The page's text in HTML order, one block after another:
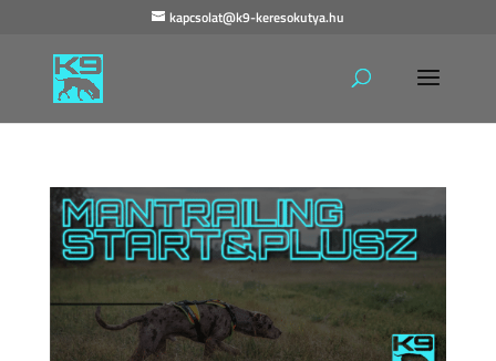
kapcsolat@k9-keresokutya.hu